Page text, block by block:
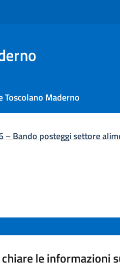
Toscolano Maderno
– Bando posteggi settore
le informazioni